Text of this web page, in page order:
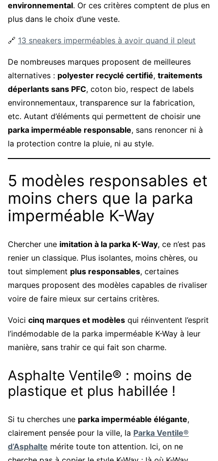
environnemental. Or ces critères comptent de plus en
plus dans le choix d’une veste.
🔗 13 sneakers imperméables à avoir quand il pleut
De nombreuses marques proposent de meilleures
alternatives : polyester recyclé certifié, traitements
déperlants sans PFC, coton bio, respect de labels
environnementaux, transparence sur la fabrication,
etc. Autant d’éléments qui permettent de choisir une
parka imperméable responsable, sans renoncer ni à
la protection contre la pluie, ni au style.
5 modèles responsables et
moins chers que la parka
imperméable K-Way
Chercher une imitation à la parka K-Way, ce n’est pas
renier un classique. Plus isolantes, moins chères, ou
tout simplement plus responsables, certaines
marques proposent des modèles capables de rivaliser
voire de faire mieux sur certains critères.
Voici cinq marques et modèles qui réinventent l’esprit
l’indémodable de la parka imperméable K-Way à leur
manière, sans trahir ce qui fait son charme.
Asphalte Ventile® : moins de
plastique et plus habillée !
Si tu cherches une parka imperméable élégante,
clairement pensée pour la ville, la Parka Ventile®
d’Asphalte mérite toute ton attention. Ici, on ne